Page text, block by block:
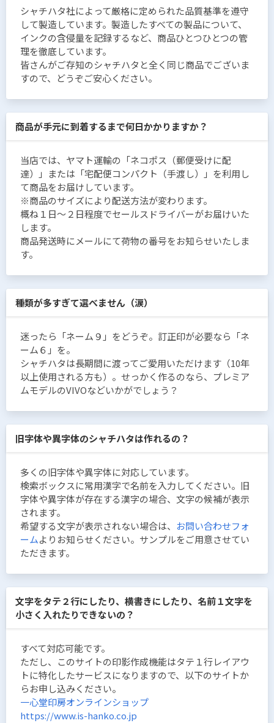
シャチハタ社によって厳格に定められた品質基準を遵守
して製造しています。製造したすべての製品について、
インクの含侵量を記録するなど、商品ひとつひとつの管
理を徹底しています。
皆さんがご存知のシャチハタと全く同じ商品でございま
すので、どうぞご安心ください。
商品が手元に到着するまで何日かかりますか？
当店では、ヤマト運輸の「ネコポス（郵便受けに配
達）」または「宅配便コンパクト（手渡し）」を利用し
て商品をお届けしています。
※商品のサイズにより配送方法が変わります。
概ね１日〜２日程度でセールスドライバーがお届けいた
します。
商品発送時にメールにて荷物の番号をお知らせいたしま
す。
種類が多すぎて選べません（涙）
迷ったら「ネーム９」をどうぞ。訂正印が必要なら「ネ
ーム６」を。
シャチハタは長期間に渡ってご愛用いただけます（10年
以上使用される方も）。せっかく作るのなら、プレミア
ムモデルのVIVOなどいかがでしょう？
旧字体や異字体のシャチハタは作れるの？
多くの旧字体や異字体に対応しています。
検索ボックスに常用漢字で名前を入力してください。旧
字体や異字体が存在する漢字の場合、文字の候補が表示
されます。
希望する文字が表示されない場合は、 お問い合わせフォ
ームよりお知らせください。サンプルをご用意させてい
ただきます。
文字をタテ２行にしたり、横書きにしたり、名前１文字を
小さく入れたりできないの？
すべて対応可能です。
ただし、このサイトの印影作成機能はタテ１行レイアウ
トに特化したサービスになりますので、以下のサイトか
らお申し込みください。
一心堂印房オンラインショップ
https://www.is-hanko.co.jp